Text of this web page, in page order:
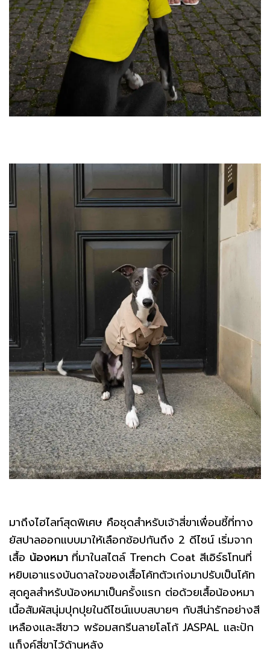
มาถึงไฮไลท์สุดพิเศษ คือชุดสำหรับเจ้าสี่ขาเพื่อนซี้ที่ทาง
ยัสปาลออกแบบมาให้เลือกช้อปกันถึง 2 ดีไซน์ เริ่มจาก
เสื้อ น้องหมา ที่มาในสไตล์ Trench Coat สีเอิร์ธโทนที่
หยิบเอาแรงบันดาลใจของเสื้อโค้ทตัวเก่งมาปรับเป็นโค้ท
สุดคูลสำหรับน้องหมาเป็นครั้งแรก ต่อด้วยเสื้อน้องหมา
เนื้อสัมผัสนุ่มปุกปุยในดีไซน์แบบสบายๆ กับสีน่ารักอย่างสี
เหลืองและสีขาว พร้อมสกรีนลายโลโก้ JASPAL และปัก
แก็งค์สี่ขาไว้ด้านหลัง